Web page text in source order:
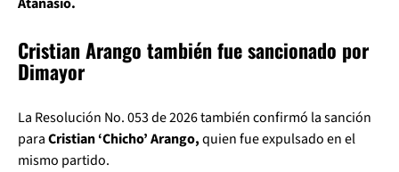
Cristian Arango también fue sancionado por
Dimayor
La Resolución No. 053 de 2026 también confirmó la sanción
paraCristian ‘Chicho’ Arango,quien fue expulsado en el
mismo partido.